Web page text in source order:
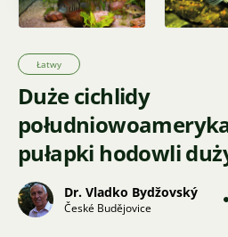
Duże cichlidy
pułapki hodowli
Łatwy
Dr. Vladko Bydžovský
České Budějovice